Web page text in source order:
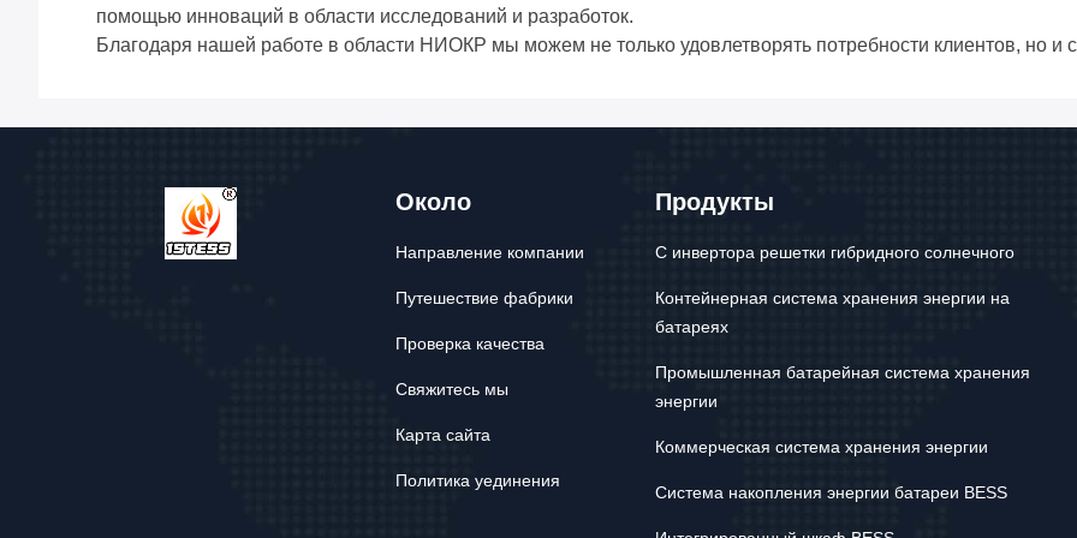
помощью инноваций в области исследований и разработок.
Благодаря нашей работе в области НИОКР мы можем не только удовлетворять потребности клиентов, но и
Около
Направление компании
Путешествие фабрики
Проверка качества
Свяжитесь мы
Карта сайта
Политика уединения
Продукты
С инвертора решетки гибридного солнечного
Контейнерная система хранения энергии на
батареях
Промышленная батарейная система хранения
энергии
Коммерческая система хранения энергии
Система накопления энергии батареи BESS